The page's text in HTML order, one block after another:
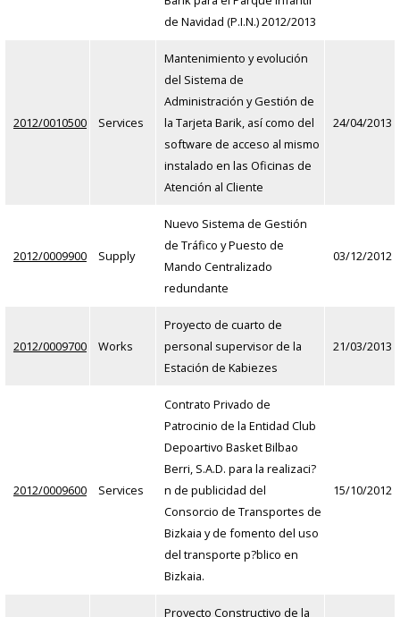
de Navidad (P.I.N.) 2012/2013
2012/0010500 Services
Mantenimiento y evolución
del Sistema de
Administración y Gestión de
la Tarjeta Barik, así como del
software de acceso al mismo
instalado en las Oficinas de
Atención al Cliente
24/04/2013
2012/0009900 Supply
Nuevo Sistema de Gestión
de Tráfico y Puesto de
Mando Centralizado
redundante
03/12/2012
2012/0009700 Works
Proyecto de cuarto de
personal supervisor de la
Estación de Kabiezes
21/03/2013
2012/0009600 Services
Contrato Privado de
Patrocinio de la Entidad Club
Depoartivo Basket Bilbao
Berri, S.A.D. para la realizaci?
n de publicidad del
Consorcio de Transportes de
Bizkaia y de fomento del uso
del transporte p?blico en
Bizkaia.
15/10/2012
Proyecto Constructivo de la